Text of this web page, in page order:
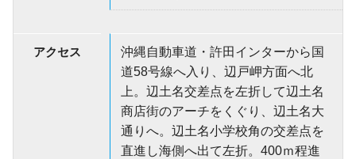
アクセス
沖縄自動車道・許田インターから国
道58号線へ入り、辺戸岬方面へ北
上。辺土名交差点を左折して辺土名
商店街のアーチをくぐり、辺土名大
通りへ。辺土名小学校角の交差点を
直進し海側へ出て左折。400ｍ程進